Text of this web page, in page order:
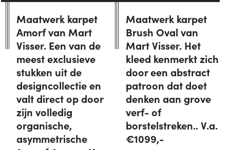
Maatwerk karpet
Amorf van Mart
Visser. Een van de
meest exclusieve
stukken uit de
designcollectie en
valt direct op door
zijn volledig
organische,
asymmetrische
Maatwerk karpet
Brush Oval van
Mart Visser. Het
kleed kenmerkt zich
door een abstract
patroon dat doet
denken aan grove
verf- of
borstelstreken.. V.a.
€1099,-